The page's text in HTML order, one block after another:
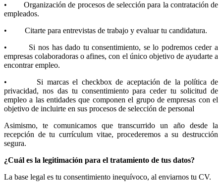
• Organización de procesos de selección para la contratación de
empleados.
• Citarte para entrevistas de trabajo y evaluar tu candidatura.
• Si nos has dado tu consentimiento, se lo podremos ceder a
empresas colaboradoras o afines, con el único objetivo de ayudarte a
encontrar empleo.
• Si marcas el checkbox de aceptación de la política de
privacidad, nos das tu consentimiento para ceder tu solicitud de
empleo a las entidades que componen el grupo de empresas con el
objetivo de incluirte en sus procesos de selección de personal
Asimismo, te comunicamos que transcurrido un año desde la
recepción de tu currículum vitae, procederemos a su destrucción
segura.
¿Cuál es la legitimación para el tratamiento de tus datos?
La base legal es tu consentimiento inequívoco, al enviarnos tu CV.